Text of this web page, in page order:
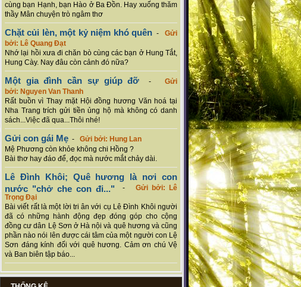
cùng bạn Hạnh, bạn Hào ở Ba Đồn. Hay xuống thăm
thầy Mân chuyện trò ngâm thơ
Chặt củi lèn, một kỷ niệm khó quên-Gửi
bởi: Lê Quang Đạt
Nhớ lại hồi xưa đi chăn bò cùng các bạn ở Hung Tắt,
Hung Cày. Nay đâu còn cảnh đó nữa?
Một gia đình cần sự giúp đỡ -Gửi
bởi: Nguyen Van Thanh
Rất buồn vì Thay mặt Hội đồng hương Văn hoá tại
Nha Trang trích gửi tiền ủng hộ mà không có danh
sách...Việc đã qua...Thôi nhé!
Gửi con gái Mẹ - Gửi bởi: Hung Lan
Mệ Phương còn khỏe không chi Hồng ?
Bài thơ hay đáo để, đọc mà nước mắt chảy dài.
Lê Đình Khôi; Quê hương là nơi con
nước "chở che con đi..." - Gửi bởi: Lê
Trọng Đại
Bài viết rất là một lời tri ân với cụ Lê Đình Khôi người
đã có những hành động đẹp đóng góp cho cộng
đồng cư dân Lệ Sơn ở Hà nội và quê hương và cũng
phần nào nói lên được cái tâm của một người con Lệ
Sơn đáng kính đối với quê hương. Cảm ơn chú Vệ
và Ban biên tập báo...